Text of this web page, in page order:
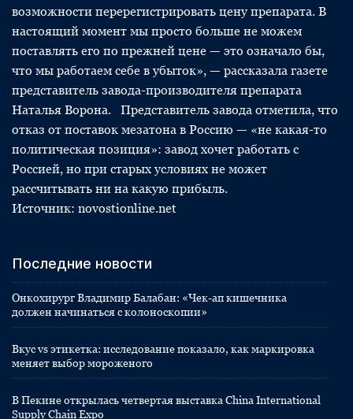
возможности перерегистрировать цену препарата. В
настоящий момент мы просто больше не можем
поставлять его по прежней цене — это означало бы,
что мы работаем себе в убыток», — рассказала газете
представитель завода-производителя препарата
Наталья Ворона. Представитель завода отметила, что
отказ от поставок мезатона в Россию — «не какая-то
политическая позиция»: завод хочет работать с
Россией, но при старых условиях не может
рассчитывать ни на какую прибыль.
Источник: novostionline.net
Последние новости
Онкохирург Владимир Балабан: «Чек-ап кишечника
должен начинаться с колоноскопии»
Вкус vs этикетка: исследование показало, как маркировка
меняет выбор мороженого
В Пекине открылась четвертая выставка China International
Supply Chain Expo